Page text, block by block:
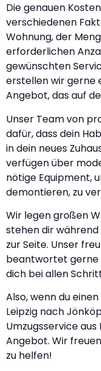
Die genauen
verschiedenen
Wohnung, der
erforderlichen
gewünschten
erstellen wir gerne
Angebot, das auf
Unser Team von
dafür, dass dein
in dein neues
verfügen über
nötige Equipment,
demontieren, zu
Wir legen großen
stehen dir
zur Seite. Unser
beantwortet gerne
dich bei allen
Also, wenn du
Leipzig nach
Umzugsservice
Angebot. Wir
zu helfen!